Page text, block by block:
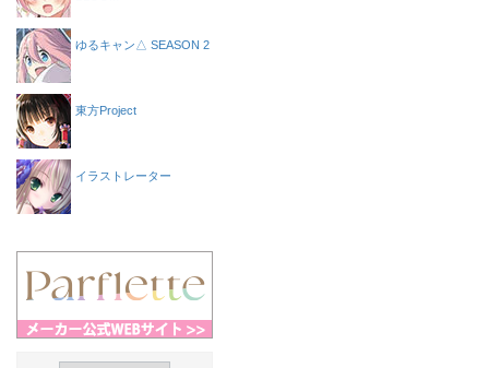
ゆるキャン△ SEASON 2
東方Project
イラストレーター